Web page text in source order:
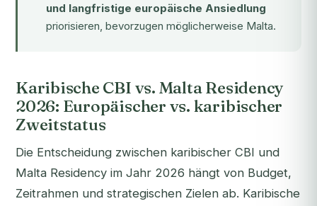
und langfristige europäische Ansiedlung
priorisieren, bevorzugen möglicherweise Malta.
Karibische CBI vs. Malta Residency
2026: Europäischer vs. karibischer
Zweitstatus
Die Entscheidung zwischen karibischer CBI und
Malta Residency im Jahr 2026 hängt von Budget,
Zeitrahmen und strategischen Zielen ab. Karibische